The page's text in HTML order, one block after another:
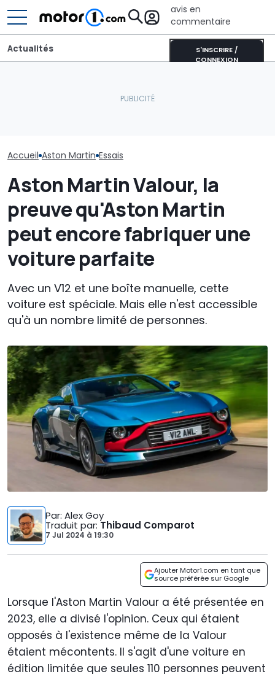
avis en
commentaire
S'INSCRIRE /
CONNEXION
Actualités
Accueil Aston Martin Essais
Aston Martin Valour, la
preuve qu'Aston Martin
peut encore fabriquer une
voiture parfaite
Avec un V12 et une boîte manuelle, cette
voiture est spéciale. Mais elle n'est accessible
qu'à un nombre limité de personnes.
Par: Alex Goy
Traduit par: Thibaud Comparot
7 Jul 2024 à 19:30
Ajouter Motor1.com en tant que
source préférée sur Google
Lorsque l'Aston Martin Valour a été présentée en
2023, elle a divisé l'opinion. Ceux qui étaient
opposés à l'existence même de la Valour
étaient mécontents. Il s'agit d'une voiture en
édition limitée que seules 110 personnes peuvent